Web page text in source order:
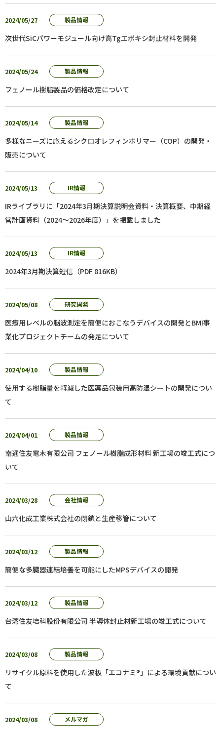
2024/05/27 製品情報
次世代SiCパワーモジュール向け高Tgエポキシ封止材料を開発
2024/05/24 製品情報
フェノール樹脂製品の価格改定について
2024/05/14 製品情報
多様なニーズに応えるシクロオレフィンポリマー（COP）の開発・
販売について
2024/05/13 IR情報
IRライブラリに「2024年3月期決算説明会資料・決算概要、中期経
営計画資料（2024～2026年度）」を掲載しました
2024/05/13 IR情報
2024年3月期決算短信（PDF 816KB）
2024/05/08 研究開発
医療用レベルの脳波測定を簡便におこなうデバイスの開発とBMI事
業化プロジェクトチームの発足について
2024/04/10 製品情報
使用する樹脂量を軽減した医薬品包装用高防湿シートの開発につい
て
2024/04/01 製品情報
南通住友電木有限公司 フェノール樹脂成形材料 新工場の竣工式につ
いて
2024/03/28 会社情報
山六化成工業株式会社の閉鎖と生産移管について
2024/03/12 製品情報
簡便な多臓器連結培養を可能にしたMPSデバイスの開発
2024/03/12 製品情報
台湾住友培科股份有限公司 半導体封止材新工場の竣工式について
2024/03/08 製品情報
リサイクル原料を使用した波板「エコナミ®」による環境貢献につい
て
2024/03/08 メルマガ